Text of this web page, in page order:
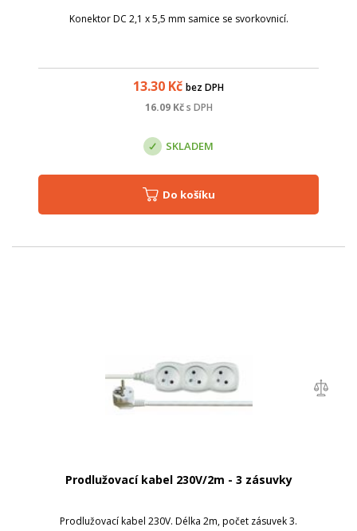
Konektor DC 2,1 x 5,5 mm samice se svorkovnicí.
13.30 Kč bez DPH
16.09Kč s DPH
SKLADEM
Do košíku
Prodlužovací kabel 230V/2m - 3 zásuvky
Prodlužovací kabel 230V. Délka 2m, počet zásuvek 3.